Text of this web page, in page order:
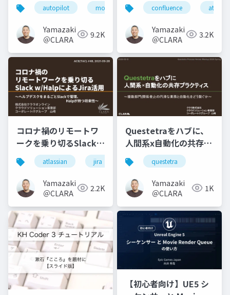
Windowsセットアップ
の自動化と実運用の現
実解
autopilot mobileiron mdm uem
Yamazaki
＠CLARA
9.2K
confluence
Yamazaki
＠CLARA
3.2K
コロナ禍のリモートワ
ークを乗り切るSlack
w/HalpによるJira活用
～ヘルプデスクをまる
ごとSlackで管理、
Halpが持つ将来性～
atlassian jira jsm halp
Yamazaki
＠CLARA
2.2K
Questetraをハブに、
人間系x自動化の共存プ
ラクティス
questetra
Yamazaki
＠CLARA
1K
【初心者向け】UE5 シ